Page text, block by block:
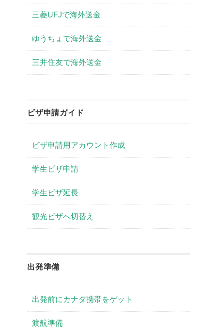
三菱UFJで海外送金
ゆうちょで海外送金
三井住友で海外送金
ビザ申請ガイド
ビザ申請用アカウント作成
学生ビザ申請
学生ビザ延長
観光ビザへ切替え
出発準備
出発前にカナダ携帯をゲット
渡航準備